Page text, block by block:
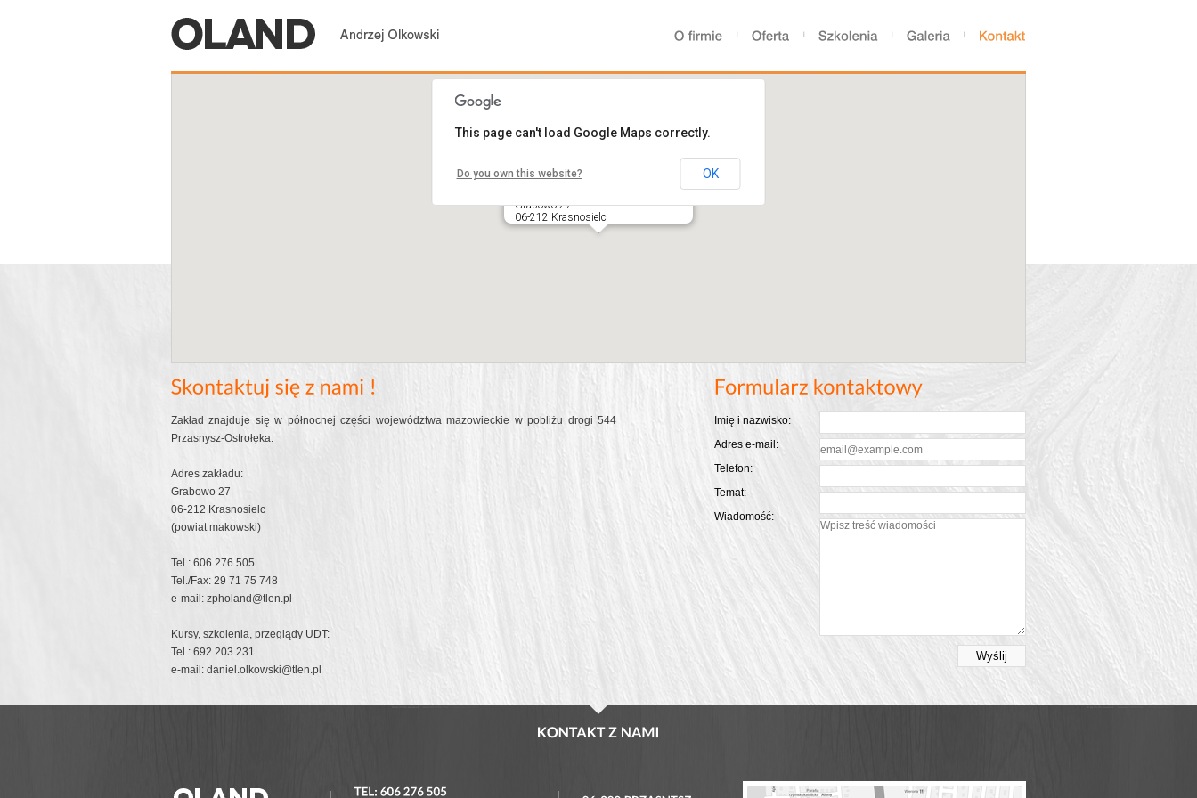
ZPH OLAND - Andrzej
Grabowo 27
06-212 Krasnosielc
This page can't load Google Maps correctly.
Do you own this website? OK
Zakład znajduje się w północnej części województwa mazowieckie w pobliżu drogi 544
Przasnysz-Ostrołęka.
Adres zakładu:
Grabowo 27
06-212 Krasnosielc
(powiat makowski)
Tel.: 606 276 505
Tel./Fax: 29 71 75 748
e-mail: zpholand@tlen.pl
Kursy, szkolenia, przeglądy UDT:
Tel.: 692 203 231
e-mail: daniel.olkowski@tlen.pl
Imię i nazwisko:
Adres e-mail:
Telefon:
Temat:
Wiadomość: